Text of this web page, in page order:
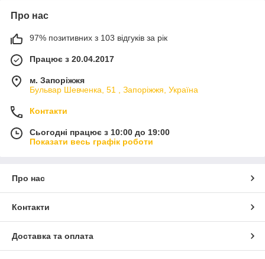
Про нас
97% позитивних з 103 відгуків за рік
Працює з 20.04.2017
м. Запоріжжя
Бульвар Шевченка, 51 , Запоріжжя, Україна
Контакти
Сьогодні працює з 10:00 до 19:00
Показати весь графік роботи
Про нас
Контакти
Доставка та оплата